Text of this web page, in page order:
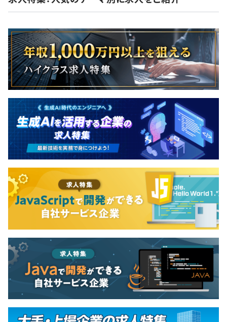
エンジニアリーダー（40歳）
2013年〜2018年：プログラマ
2019年〜2026年：システムエンジニア
2～5名を1チームとしてプロジェクトに当たることが多い
です。
チームには外部パートナーを含みます。
プロパー社員としてお客様と直接対応し、チームメンバー
及び外部パートナーと協力してプロジェクトを推進しま
す。